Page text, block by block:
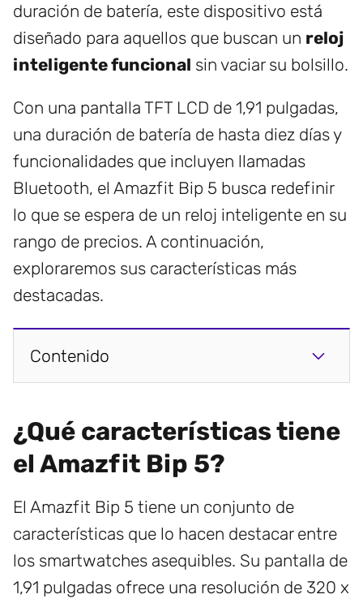
duración de batería, este dispositivo está
diseñado para aquellos que buscan un reloj
inteligente funcional sin vaciar su bolsillo.
Con una pantalla TFT LCD de 1,91 pulgadas,
una duración de batería de hasta diez días y
funcionalidades que incluyen llamadas
Bluetooth, el Amazfit Bip 5 busca redefinir
lo que se espera de un reloj inteligente en su
rango de precios. A continuación,
exploraremos sus características más
destacadas.
Contenido
¿Qué características tiene
el Amazfit Bip 5?
El Amazfit Bip 5 tiene un conjunto de
características que lo hacen destacar entre
los smartwatches asequibles. Su pantalla de
1,91 pulgadas ofrece una resolución de 320 x